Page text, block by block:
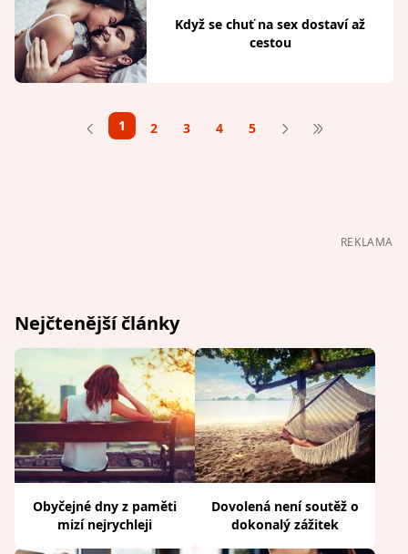
Když se chuť na sex dostaví až
cestou
1 2 3 4 5
REKLAMA
Nejčtenější články
Obyčejné dny z paměti
mizí nejrychleji
Dovolená není soutěž o
dokonalý zážitek